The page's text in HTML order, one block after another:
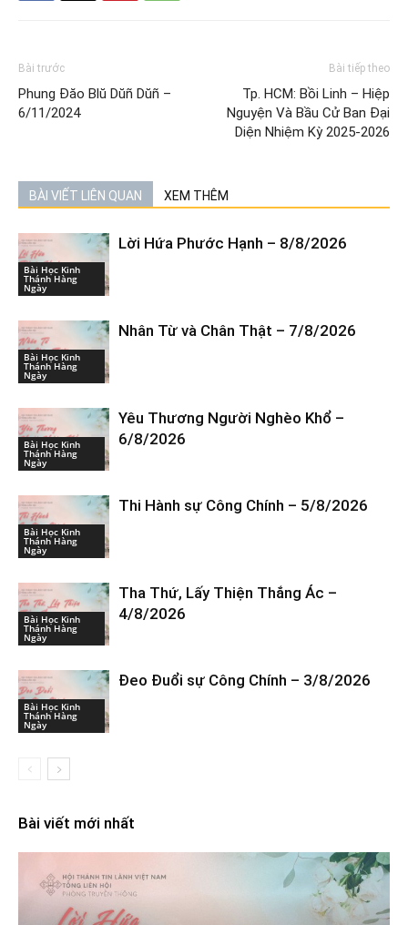
Bài trước
Phung Đăo Blŭ Dŭñ Dŭñ –
6/11/2024
Bài tiếp theo
Tp. HCM: Bồi Linh – Hiệp
Nguyện Và Bầu Cử Ban Đại
Diện Nhiệm Kỳ 2025-2026
BÀI VIẾT LIÊN QUAN XEM THÊM
Bài Học Kinh
Thánh Hàng
Ngày
Lời Hứa Phước Hạnh – 8/8/2026
Bài Học Kinh
Thánh Hàng
Ngày
Nhân Từ và Chân Thật – 7/8/2026
Bài Học Kinh
Thánh Hàng
Ngày
Yêu Thương Người Nghèo Khổ –
6/8/2026
Bài Học Kinh
Thánh Hàng
Ngày
Thi Hành sự Công Chính – 5/8/2026
Bài Học Kinh
Thánh Hàng
Ngày
Tha Thứ, Lấy Thiện Thắng Ác –
4/8/2026
Bài Học Kinh
Thánh Hàng
Ngày
Đeo Đuổi sự Công Chính – 3/8/2026
Bài viết mới nhất